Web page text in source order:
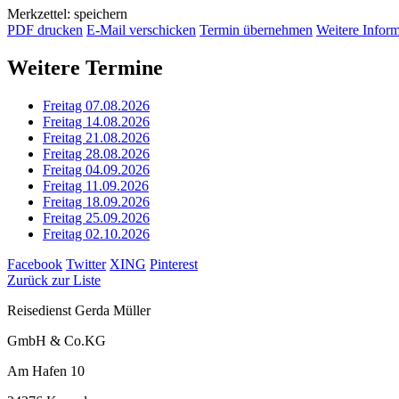
Merkzettel: speichern
PDF drucken E-Mail verschicken Termin übernehmen Weitere
Weitere Termine
Freitag 07.08.2026
Freitag 14.08.2026
Freitag 21.08.2026
Freitag 28.08.2026
Freitag 04.09.2026
Freitag 11.09.2026
Freitag 18.09.2026
Freitag 25.09.2026
Freitag 02.10.2026
Facebook Twitter XING Pinterest
Zurück zur Liste
Reisedienst Gerda Müller
GmbH & Co.KG
Am Hafen 10